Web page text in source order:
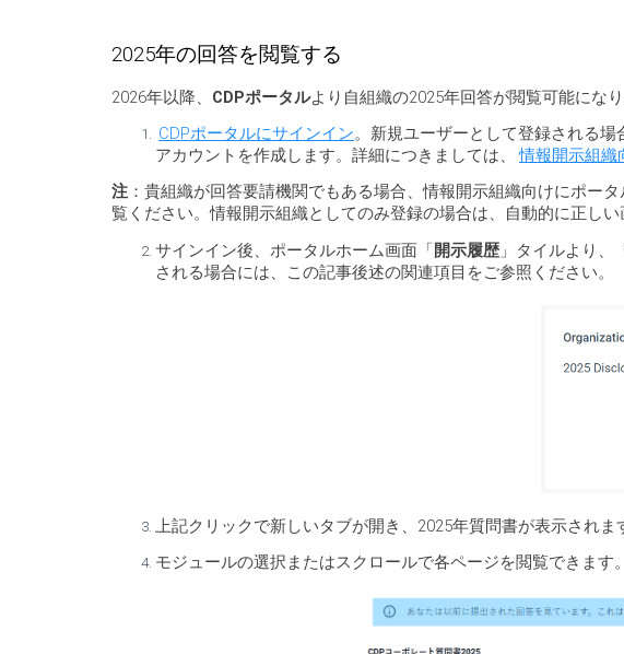
2025年の回答を閲覧する
2026年以降、 CDPポータルより自組織の2025年回答が閲覧可能にな
CDPポータルにサインイン。新規ユーザーとして登録される
アカウントを作成します。詳細につきましては、
情報開示組織
注 ：貴組織が回答要請機関でもある場合、情報開示組織向けにポー
覧ください。情報開示組織としてのみ登録の場合は、自動的に正しい
サインイン後、ポータルホーム画面「開示履歴 」タイルより、
される場合には、この記事後述の関連項目をご参照ください。
上記クリックで新しいタブが開き、2025年質問書が表示されま
モジュールの選択またはスクロールで各ページを閲覧できます。